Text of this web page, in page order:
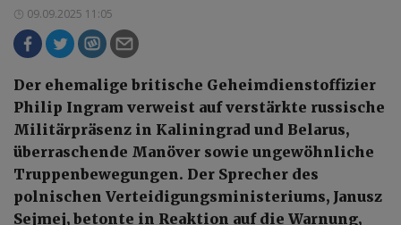
09.09.2025 11:05
Der ehemalige britische Geheimdienstoffizier
Philip Ingram verweist auf verstärkte russische
Militärpräsenz in Kaliningrad und Belarus,
überraschende Manöver sowie ungewöhnliche
Truppenbewegungen. Der Sprecher des
polnischen Verteidigungsministeriums, Janusz
Sejmej, betonte in Reaktion auf die Warnung,